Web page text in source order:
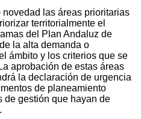
las áreas prioritarias
territorialmente el
del Plan Andaluz de
la alta demanda o
ámbito y los criterios que se
aprobación de estas áreas
la declaración de urgencia
de planeamiento
de gestión que hayan de